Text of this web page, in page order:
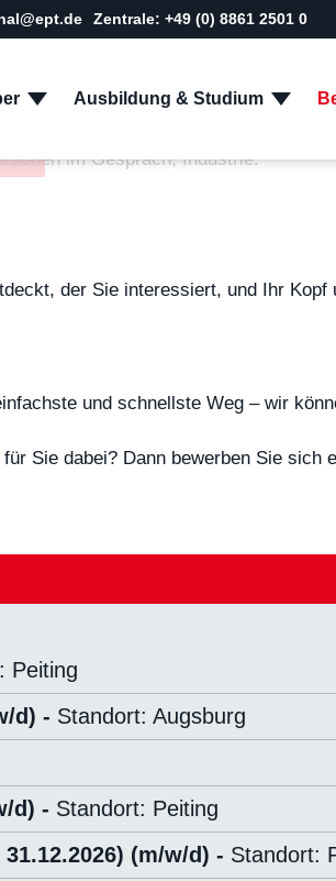
Zentrale: +49 (0) 8861 2501 0
Ausbildung & Studium
der Sie interessiert, und Ihr
und schnellste Weg – wir
Sie dabei? Dann bewerben Sie
Peiting
d) - Standort: Augsburg
d) - Standort: Peiting
(m/w/d) - Standort: